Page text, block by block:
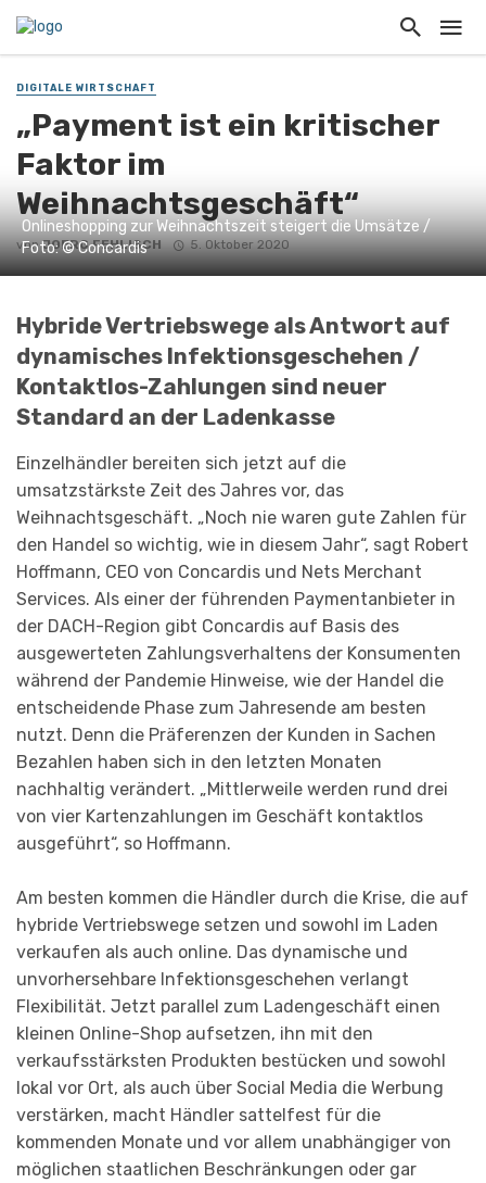
DIGITALE WIRTSCHAFT
„Payment ist ein kritischer
Faktor im
Weihnachtsgeschäft“
vonJOERG FEHLISCH 5. Oktober 2020
Onlineshopping zur Weihnachtszeit steigert die Umsätze /
Foto: © Concardis
Hybride Vertriebswege als Antwort auf
dynamisches Infektionsgeschehen /
Kontaktlos-Zahlungen sind neuer
Standard an der Ladenkasse
Einzelhändler bereiten sich jetzt auf die
umsatzstärkste Zeit des Jahres vor, das
Weihnachtsgeschäft. „Noch nie waren gute Zahlen für
den Handel so wichtig, wie in diesem Jahr“, sagt Robert
Hoffmann, CEO von Concardis und Nets Merchant
Services. Als einer der führenden Paymentanbieter in
der DACH-Region gibt Concardis auf Basis des
ausgewerteten Zahlungsverhaltens der Konsumenten
während der Pandemie Hinweise, wie der Handel die
entscheidende Phase zum Jahresende am besten
nutzt. Denn die Präferenzen der Kunden in Sachen
Bezahlen haben sich in den letzten Monaten
nachhaltig verändert. „Mittlerweile werden rund drei
von vier Kartenzahlungen im Geschäft kontaktlos
ausgeführt“, so Hoffmann.
Am besten kommen die Händler durch die Krise, die auf
hybride Vertriebswege setzen und sowohl im Laden
verkaufen als auch online. Das dynamische und
unvorhersehbare Infektionsgeschehen verlangt
Flexibilität. Jetzt parallel zum Ladengeschäft einen
kleinen Online-Shop aufsetzen, ihn mit den
verkaufsstärksten Produkten bestücken und sowohl
lokal vor Ort, als auch über Social Media die Werbung
verstärken, macht Händler sattelfest für die
kommenden Monate und vor allem unabhängiger von
möglichen staatlichen Beschränkungen oder gar